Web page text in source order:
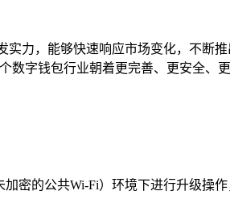
力，能够快速响应市场变化，不断
字钱包行业朝着更完善、更安全、更
密的公共Wi-Fi）环境下进行升级操